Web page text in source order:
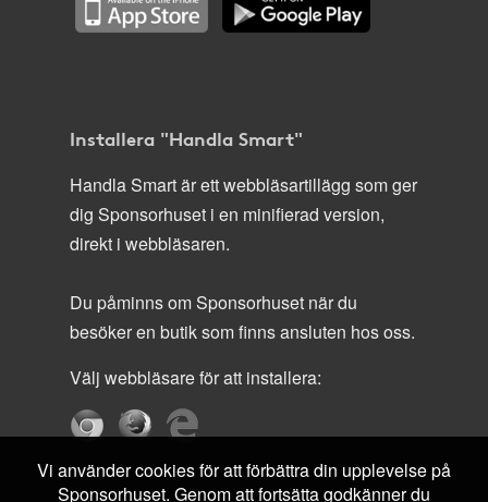
Installera "Handla Smart"
Handla Smart är ett webbläsartillägg som ger
dig Sponsorhuset i en minifierad version,
direkt i webbläsaren.
Du påminns om Sponsorhuset när du
besöker en butik som finns ansluten hos oss.
Välj webbläsare för att installera:
Vi använder cookies för att förbättra din upplevelse på
Sponsorhuset. Genom att fortsätta godkänner du